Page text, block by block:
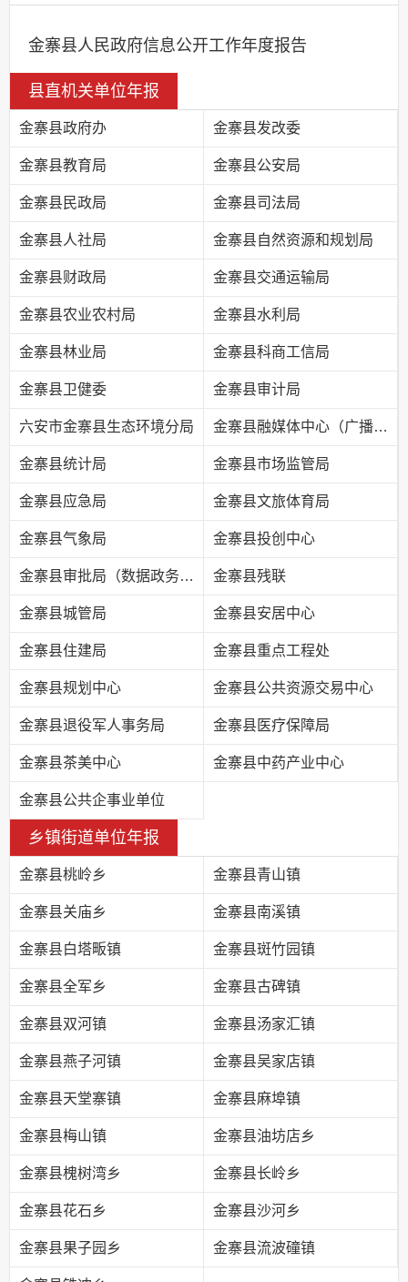
金寨县人民政府信息公开工作年度报告
县直机关单位年报
金寨县政府办 金寨县发改委
金寨县教育局 金寨县公安局
金寨县民政局 金寨县司法局
金寨县人社局 金寨县自然资源和规划局
金寨县财政局 金寨县交通运输局
金寨县农业农村局 金寨县水利局
金寨县林业局 金寨县科商工信局
金寨县卫健委 金寨县审计局
六安市金寨县生态环境分局 金寨县融媒体中心（广播电视台）
金寨县统计局 金寨县市场监管局
金寨县应急局 金寨县文旅体育局
金寨县气象局 金寨县投创中心
金寨县审批局（数据政务局） 金寨县残联
金寨县城管局 金寨县安居中心
金寨县住建局 金寨县重点工程处
金寨县规划中心 金寨县公共资源交易中心
金寨县退役军人事务局 金寨县医疗保障局
金寨县茶美中心 金寨县中药产业中心
金寨县公共企事业单位
乡镇街道单位年报
金寨县桃岭乡 金寨县青山镇
金寨县关庙乡 金寨县南溪镇
金寨县白塔畈镇 金寨县斑竹园镇
金寨县全军乡 金寨县古碑镇
金寨县双河镇 金寨县汤家汇镇
金寨县燕子河镇 金寨县吴家店镇
金寨县天堂寨镇 金寨县麻埠镇
金寨县梅山镇 金寨县油坊店乡
金寨县槐树湾乡 金寨县长岭乡
金寨县花石乡 金寨县沙河乡
金寨县果子园乡 金寨县流波䃥镇